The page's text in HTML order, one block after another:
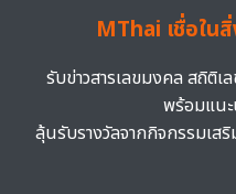
MThai เชื่อใน
รับข่าวสารเลขมงคล สถิติเ
พร้อมแนะ
ลุ้นรับรางวัลจากกิจกรรมเส